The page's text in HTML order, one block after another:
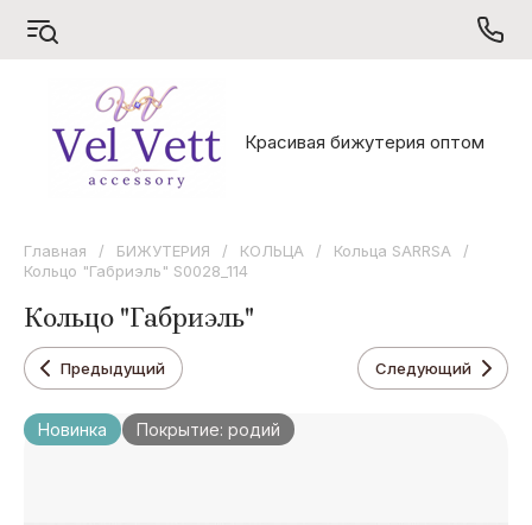
S
Sarrsa
V
Vel Vett
X
Красивая бижутерия оптом
Главная / БИЖУТЕРИЯ / КОЛЬЦА / Кольца SARRSA
/
Кольцо "Габриэль" S0028_114
Кольцо "Габриэль"
Предыдущий Следующий
Новинка Покрытие: родий